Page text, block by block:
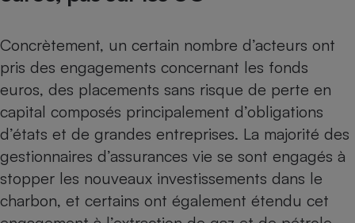
Concrètement, un certain nombre d’acteurs ont
pris des engagements concernant les fonds
euros, des placements sans risque de perte en
capital composés principalement d’obligations
d’états et de grandes entreprises. La majorité des
gestionnaires d’assurances vie se sont engagés à
stopper les nouveaux investissements dans le
charbon, et certains ont également étendu cet